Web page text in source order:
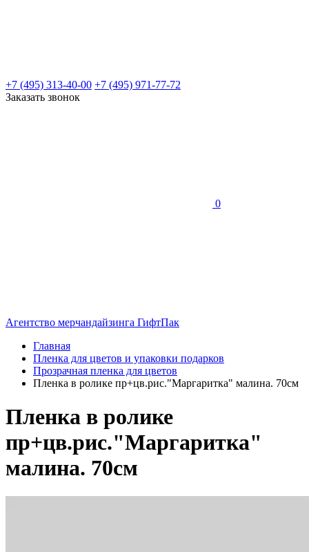
+7 (495) 313-40-00 +7 (495) 971-77-72
Заказать звонок
0
Агентство мерчандайзинга ГифтПак
Главная
Пленка для цветов и упаковки подарков
Прозрачная пленка для цветов
Пленка в ролике пр+цв.рис."Маргаритка" малина. 70см
Пленка в ролике
пр+цв.рис."Маргаритка"
малина. 70см